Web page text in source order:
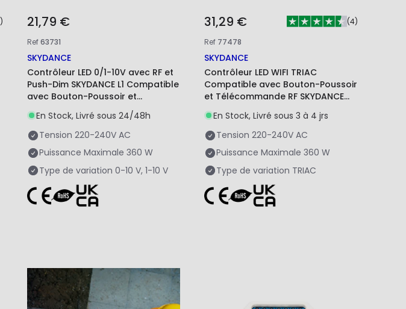
)
21,79 €
Ref63731
SKYDANCE
Contrôleur LED 0/1-10V avec RF et
Push-Dim SKYDANCE L1 Compatible
avec Bouton-Poussoir et
Télécommande RF
En Stock, Livré sous 24/48h
Tension 220-240V AC
Puissance Maximale 360 W
Type de variation 0-10 V, 1-10 V
31,29 € (4)
Ref 77478
SKYDANCE
Contrôleur LED WIFI TRIAC
Compatible avec Bouton-Poussoir
et Télécommande RF SKYDANCE
S1-B(WT)
En Stock, Livré sous 3 à 4 jrs
Tension 220-240V AC
Puissance Maximale 360 W
Type de variation TRIAC